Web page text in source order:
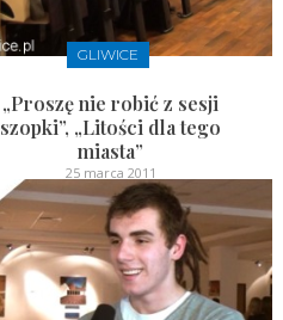
GLIWICE
„Proszę nie robić z sesji
szopki”, „Litości dla tego
miasta”
25 marca 2011